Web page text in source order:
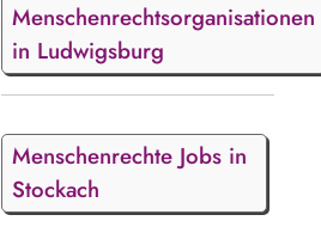
Menschenrechtsorganisationen
in Ludwigsburg
Menschenrechte Jobs in
Stockach